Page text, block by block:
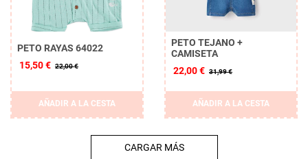
PETO RAYAS 64022
15,50 € 22,00 €
AÑADIR A LA CESTA
PETO TEJANO +
CAMISETA
22,00 € 31,99 €
AÑADIR A LA CESTA
CARGAR MÁS